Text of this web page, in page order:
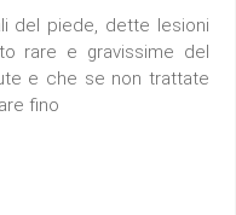
del piede, dette lesioni
rare e gravissime del
e che se non trattate
fino